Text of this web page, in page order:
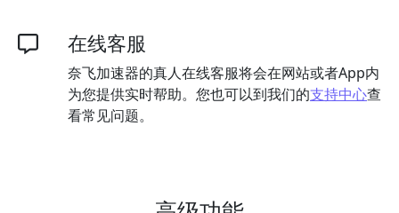
在线客服
奈飞加速器的真人在线客服将会在网站或者App内
为您提供实时帮助。您也可以到我们的支持中心查
看常见问题。